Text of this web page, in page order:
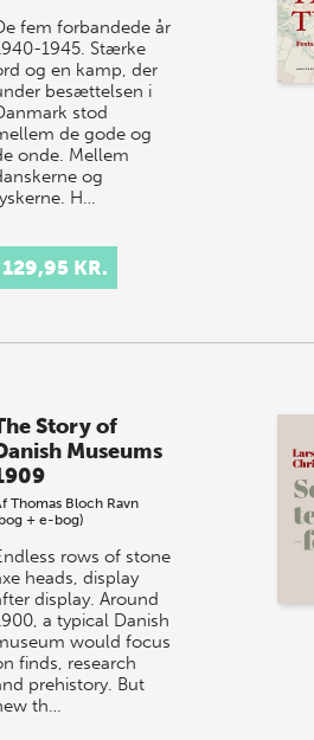
fem forbandede år
1945. Stærke
og en kamp, der
besættelsen i
stod
de gode og
onde. Mellem
og
H…
129,95 KR.
Story of
Museums
Thomas Bloch Ravn
+ e-bog)
rows of stone
heads, display
display. Around
a typical Danish
would focus
finds, research
prehistory. But
th…